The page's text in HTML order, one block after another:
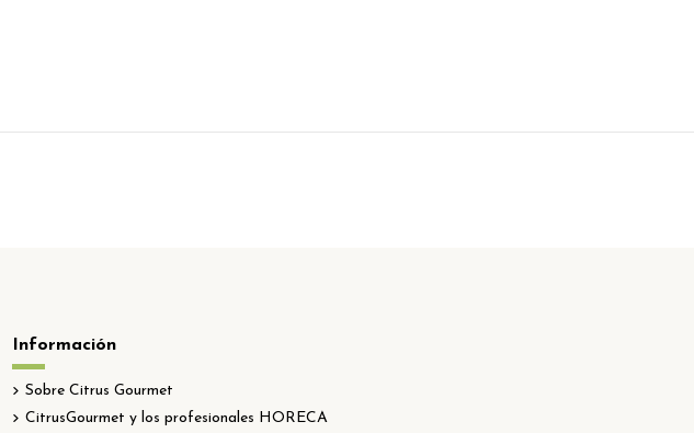
Información
Sobre Citrus Gourmet
CitrusGourmet y los profesionales HORECA